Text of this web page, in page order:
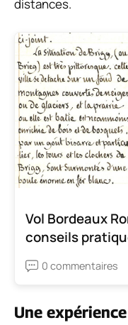
distances.
Vol Bordeaux
conseils
0 commentaires
Une